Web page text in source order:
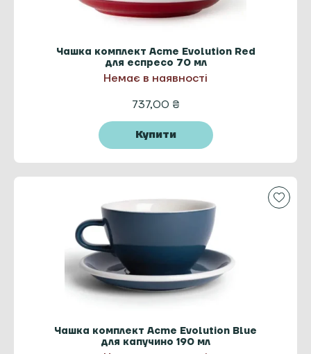
Чашка комплект Acme Evolution Red
для еспресо 70 мл
Немає в наявності
737,00 ₴
Купити
Чашка комплект Acme Evolution Blue
для капучино 190 мл